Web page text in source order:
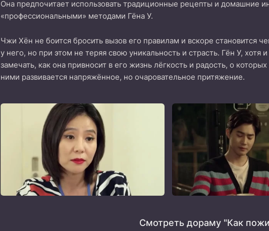
Она предпочитает использовать традиционные рецепты и домашние
«профессиональными» методами Гёна У.
Чжи Хён не боится бросить вызов его правилам и вскоре становится
у него, но при этом не теряя свою уникальность и страсть. Гён У,
замечать, как она привносит в его жизнь лёгкость и радость, о
ними развивается напряжённое, но очаровательное притяжение.
Смотреть дораму "Как